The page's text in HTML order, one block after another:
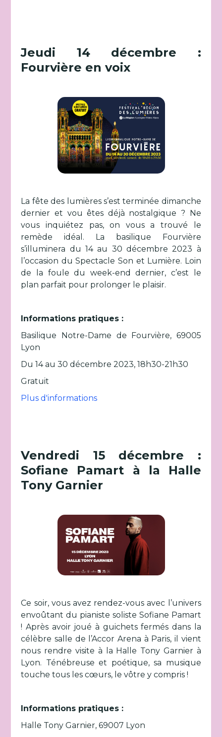
Jeudi 14 décembre :
Fourvière en voix
La fête des lumières s’est terminée dimanche
dernier et vou êtes déjà nostalgique ? Ne
vous inquiétez pas, on vous a trouvé le
remède idéal. La basilique Fourvière
s’illuminera du 14 au 30 décembre 2023 à
l’occasion du Spectacle Son et Lumière. Loin
de la foule du week-end dernier, c’est le
plan parfait pour prolonger le plaisir.
Informations pratiques :
Basilique Notre-Dame de Fourvière, 69005
Lyon
Du 14 au 30 décembre 2023, 18h30-21h30
Gratuit
Plus d'informations
Vendredi 15 décembre :
Sofiane Pamart à la Halle
Tony Garnier
Ce soir, vous avez rendez-vous avec l’univers
envoûtant du pianiste soliste Sofiane Pamart
! Après avoir joué à guichets fermés dans la
célèbre salle de l’Accor Arena à Paris, il vient
nous rendre visite à la Halle Tony Garnier à
Lyon. Ténébreuse et poétique, sa musique
touche tous les cœurs, le vôtre y compris !
Informations pratiques :
Halle Tony Garnier, 69007 Lyon